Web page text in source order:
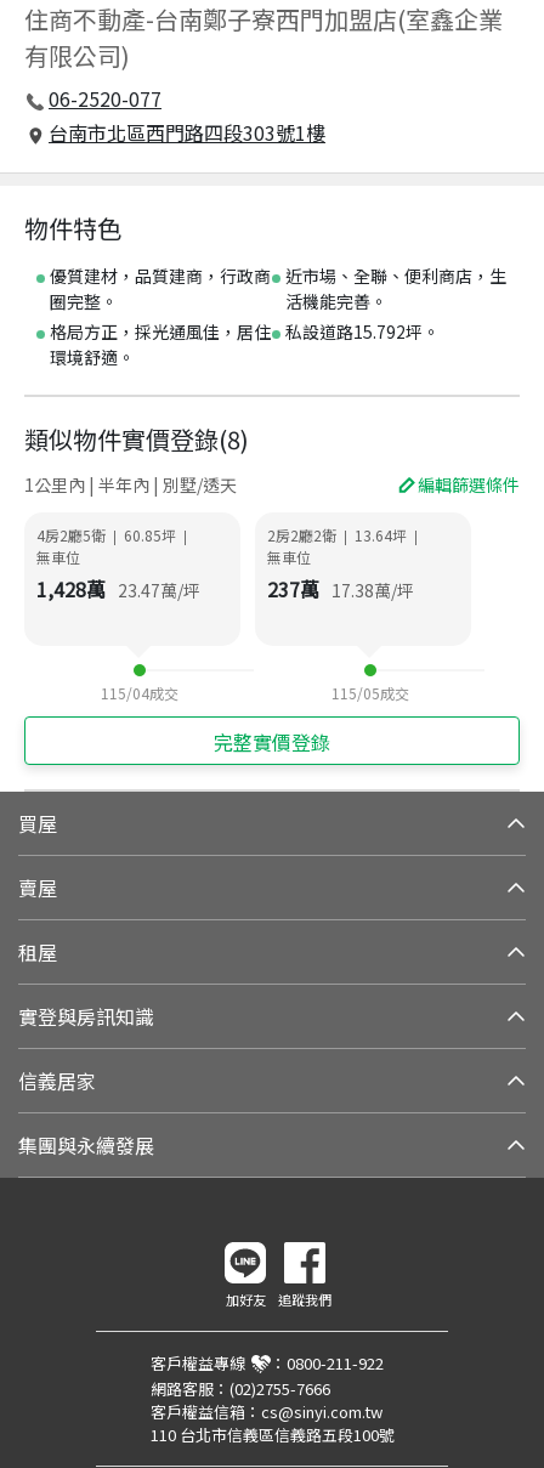
住商不動產-台南鄭子寮西門加盟店(室鑫企業
有限公司)
06-2520-077
台南市北區西門路四段303號1樓
物件特色
優質建材，品質建商，行政商
圈完整。
近市場、全聯、便利商店，生
活機能完善。
格局方正，採光通風佳，居住
環境舒適。
私設道路15.792坪。
類似物件實價登錄(8)
1公里內 | 半年內 | 別墅/透天 編輯篩選條件
4房2廳5衛 | 60.85坪 |
無車位
1,428萬 23.47萬/坪
115/04成交
2房2廳2衛 | 13.64坪 |
無車位
237萬 17.38萬/坪
115/05成交
完整實價登錄
買屋
賣屋
租屋
實登與房訊知識
信義居家
集團與永續發展
加好友 追蹤我們
客戶權益專線 ： 0800-211-922
網路客服： (02)2755-7666
客戶權益信箱： cs@sinyi.com.tw
110 台北市信義區信義路五段100號